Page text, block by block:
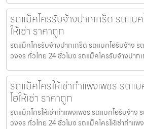
รถแม็คโครรับจ้างปากเกร็ด รถแบ
ให้เช่า ราคาถูก
รถแม็คโครรับจ้างปากเกร็ด รถแบคโฮรับจ้าง ร
วงจร ทั่วไทย 24 ชั่วโมง รถแม็คโครรับจ้างปาก
รถแม็คโครให้เช่ากำแพงเพชร รถแ
โฮให้เช่า ราคาถูก
รถแม็คโครให้เช่ากำแพงเพชร รถแบคโฮรับจ้าง
วงจร ทั่วไทย 24 ชั่วโมง รถแม็คโครให้เช่ากำแพ